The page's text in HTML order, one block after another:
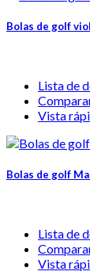
Bolas de golf
Lista de
Vista
Bolas de golf
Lista de
Vista